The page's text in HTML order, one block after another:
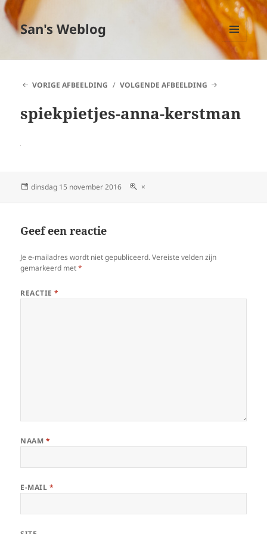
San's Weblog
MENU
EN
VORIGE AFBEELDING
VOLGENDE AFBEELDING
spiekpietjes-anna-kerstman
Geplaatst
dinsdag 15 november 2016
Volledige
×
Geef een reactie
Je e-mailadres wordt niet gepubliceerd. Vereiste velden zijn
gemarkeerd met*
REACTIE*
NAAM *
E-MAIL *